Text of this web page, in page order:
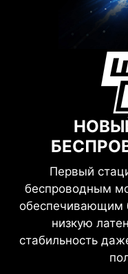
Первый
беспроводным
обеспечивающим
низкую
стабильность